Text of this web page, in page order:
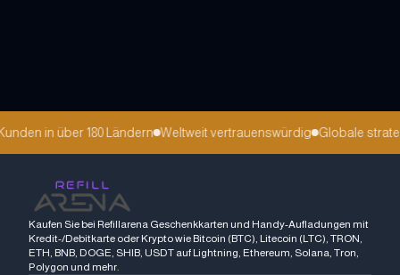
in über 180 Ländern Weltweit vertrauenswürdig Globale
Kaufen Sie bei Refillarena Geschenkkarten und Handy-Aufladungen mit
Kredit-/Debitkarte oder Krypto wie Bitcoin (BTC), Litecoin (LTC), TRON,
ETH, BNB, DOGE, SHIB, USDT auf Lightning, Ethereum, Solana, Tron,
Polygon und mehr.